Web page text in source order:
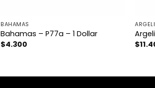
BAHAMAS
Bahamas – P77a – 1 Dollar
$4.300
$